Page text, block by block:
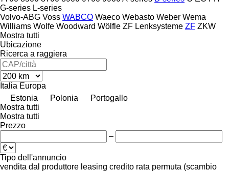
G-series L-series
Volvo-ABG Voss WABCO Waeco Webasto Weber Wema
Williams Wolfe Woodward Wölfle ZF Lenksysteme ZF ZKW
Mostra tutti
Ubicazione
Ricerca a raggiera
Italia Europa
Estonia
Polonia
Portogallo
Mostra tutti
Mostra tutti
Prezzo
–
Tipo dell'annuncio
vendita dal produttore leasing credito rata permuta (scambio